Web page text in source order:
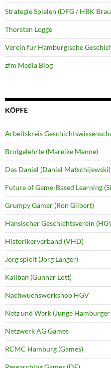
Strategie Spielen (DFG / HBK
Thorsten Logge
Verein für Hamburgische
zfm Media Blog
KÖPFE
Arbeitskreis
Brotgelehrte (Mareike Menne)
Das Daniel (Daniel Matschijewski)
Future of Game-Based Learning
Grumpy Gamer (Ron Gilbert)
Hansischer Geschichtsverein
Historikerverband (VHD)
Jörg spielt (Jörg Langer)
Kaliban (Gunnar Lott)
Nachwuchsworkshop HGV
Netz und Werk (Junge
Netzwerk AG Games
RCMC Hamburg (Games)